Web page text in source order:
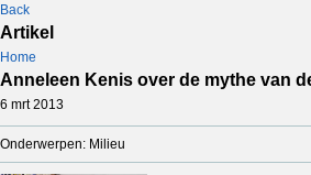
Back
Artikel
Home
Anneleen Kenis over de mythe van
6 mrt 2013
Onderwerpen: Milieu